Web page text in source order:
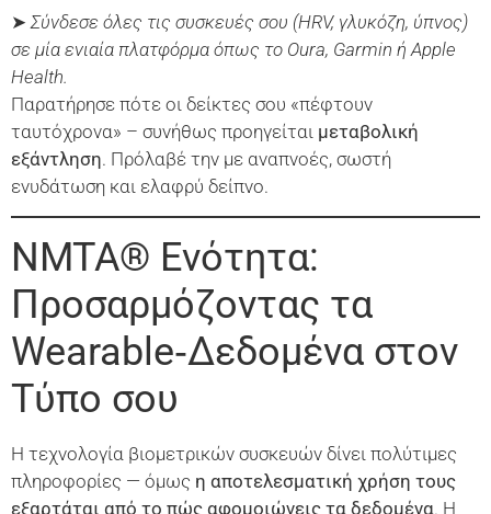
➤Σύνδεσε όλες τις συσκευές σου (HRV, γλυκόζη, ύπνος)
σε μία ενιαία πλατφόρμα όπως το Oura, Garmin ήApple
Health.
Παρατήρησε πότε οι δείκτες σου «πέφτουν
ταυτόχρονα» – συνήθως προηγείται μεταβολική
εξάντληση. Πρόλαβέ την με αναπνοές, σωστή
ενυδάτωση και ελαφρύ δείπνο.
NMTA® Ενότητα:
Προσαρμόζοντας τα
Wearable‑Δεδομένα στον
Τύπο σου
Η τεχνολογία βιομετρικών συσκευών δίνει πολύτιμες
πληροφορίες — όμως η αποτελεσματική χρήση τους
εξαρτάται από το πώς αφομοιώνεις τα δεδομένα. Η